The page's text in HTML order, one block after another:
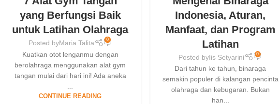
yang Berfungsi Baik
untuk Latihan Olahraga
Posted byMaria Talita 0
Kuatkan otot lenganmu dengan
berolahraga menggunakan alat gym
tangan mulai dari hari ini! Ada aneka
CONTINUE READING
Indonesia, Aturan,
Manfaat, dan Program
Latihan
Posted byIis Setyarini 0
Dari tahun ke tahun, binaraga
semakin populer di kalangan pencinta
olahraga dan kebugaran. Bukan
han...